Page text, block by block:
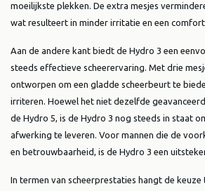
moeilijkste plekken. De extra mesjes
wat resulteert in minder irritatie en een
Aan de andere kant biedt de Hydro 3 een
steeds effectieve scheerervaring. Met drie
ontworpen om een gladde scheerbeurt te
irriteren. Hoewel het niet dezelfde
de Hydro 5, is de Hydro 3 nog steeds in staat
afwerking te leveren. Voor mannen die de
en betrouwbaarheid, is de Hydro 3 een
In termen van scheerprestaties hangt de keuze